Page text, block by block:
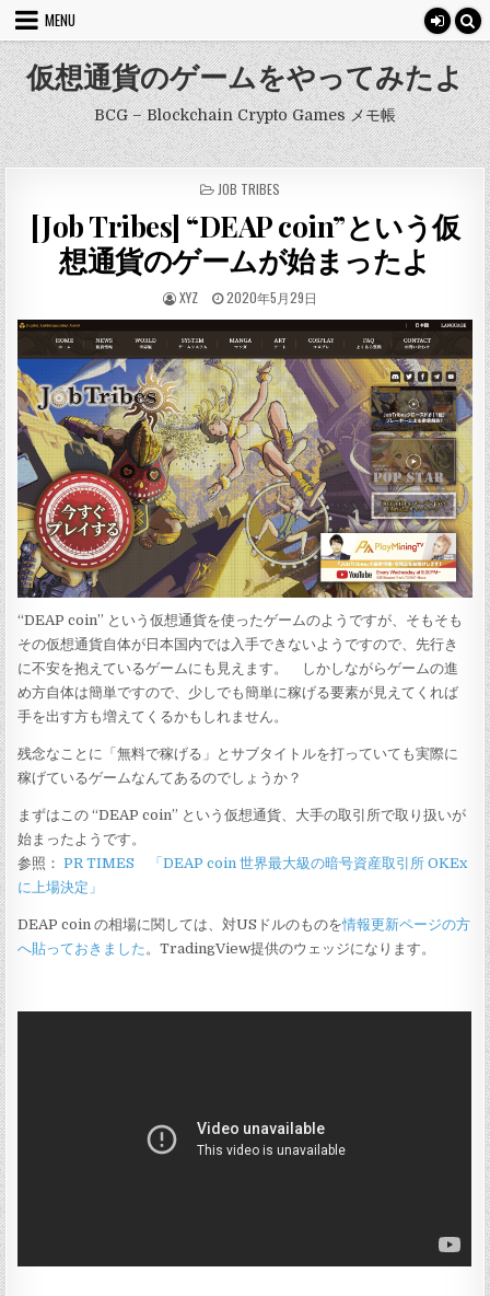
Skip
content
MENU
仮想通貨のゲームをやってみたよ
BCG – Blockchain Crypto Games メモ帳
POSTED
JOB TRIBES
[Job Tribes] “DEAP coin”という仮
想通貨のゲームが始まったよ
AUTHOR:
XYZ
PUBLISHED
2020年5月29日
“DEAP coin” という仮想通貨を使ったゲームのようですが、そもそも
その仮想通貨自体が日本国内では入手できないようですので、先行き
に不安を抱えているゲームにも見えます。 しかしながらゲームの進
め方自体は簡単ですので、少しでも簡単に稼げる要素が見えてくれば
手を出す方も増えてくるかもしれません。
残念なことに「無料で稼げる」とサブタイトルを打っていても実際に
稼げているゲームなんてあるのでしょうか？
まずはこの “DEAP coin” という仮想通貨、大手の取引所で取り扱いが
始まったようです。
参照： PR TIMES 「DEAP coin 世界最大級の暗号資産取引所 OKEx
に上場決定」
DEAP coin の相場に関しては、対USドルのものを情報更新ページの方
へ貼っておきました 。TradingView提供のウェッジになります。